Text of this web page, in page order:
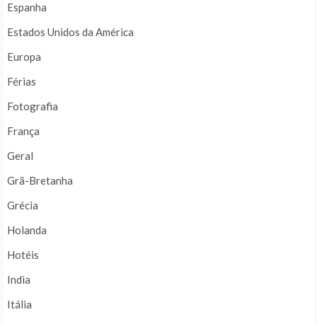
Espanha
Estados Unidos da América
Europa
Férias
Fotografia
França
Geral
Grã-Bretanha
Grécia
Holanda
Hotéis
India
Itália